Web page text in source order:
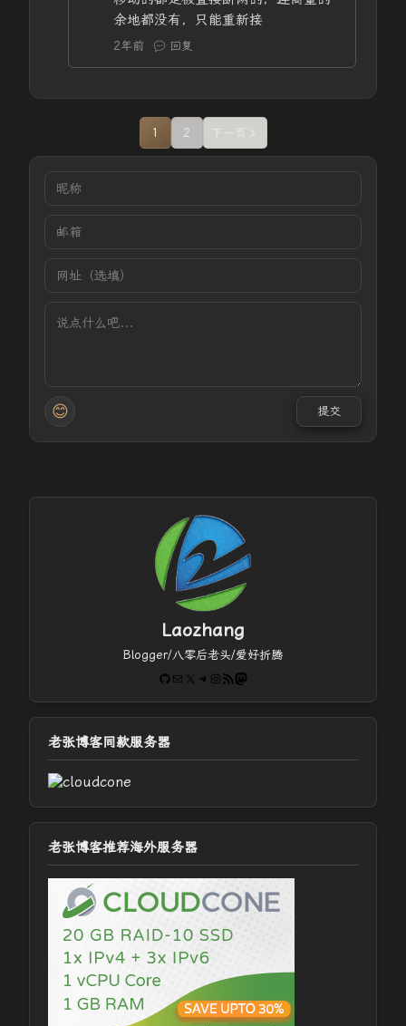
余地都没有，只能重新接
2年前 回复
1 2 下一页
😊 提交
Laozhang
Blogger/八零后老头/爱好折腾
GitHub
电子邮件 X Telegram
Instagram
RSS FeedMastodon
老张博客同款服务器
老张博客推荐海外服务器